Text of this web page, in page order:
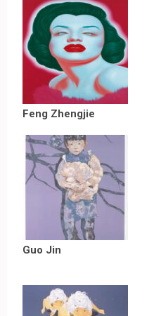
Feng Zhengjie
Guo Jin